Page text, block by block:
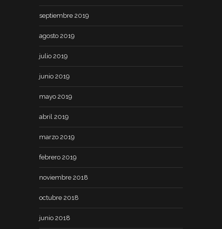
septiembre 2019
agosto 2019
julio 2019
junio 2019
mayo 2019
abril 2019
marzo 2019
febrero 2019
noviembre 2018
octubre 2018
junio 2018